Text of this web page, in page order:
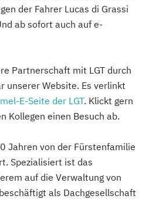
der Fahrer Lucas di Grassi
ab sofort auch auf e-
Partnerschaft mit LGT durch
unserer Website. Es verlinkt
E-Seite der LGT. Klickt gern
Kollegen einen Besuch ab.
Jahren von der Fürstenfamilie
Spezialisiert ist das
auf die Verwaltung von
als Dachgesellschaft